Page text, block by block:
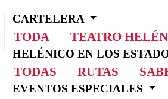
CARTELERA
TODA TEATRO
HELÉNICO EN LOS
TODAS RUTAS
EVENTOS ESPECIALES